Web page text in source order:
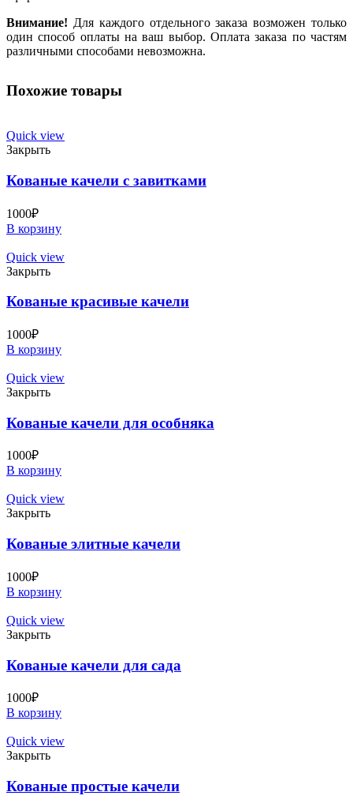
Внимание! Для каждого отдельного заказа возможен только
один способ оплаты на ваш выбор. Оплата заказа по частям
различными способами невозможна.
Похожие товары
Quick view
Закрыть
Кованые качели с завитками
1000₽
В корзину
Quick view
Закрыть
Кованые красивые качели
1000₽
В корзину
Quick view
Закрыть
Кованые качели для особняка
1000₽
В корзину
Quick view
Закрыть
Кованые элитные качели
1000₽
В корзину
Quick view
Закрыть
Кованые качели для сада
1000₽
В корзину
Quick view
Закрыть
Кованые простые качели